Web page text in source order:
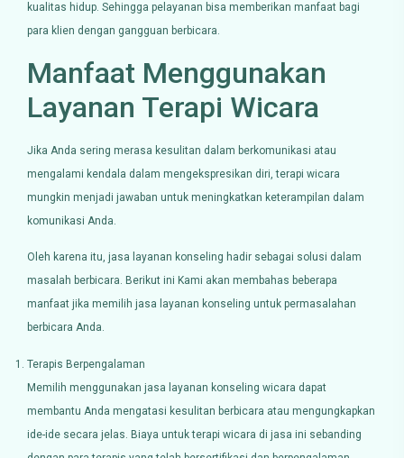
kualitas hidup. Sehingga pelayanan bisa memberikan manfaat bagi
para klien dengan gangguan berbicara.
Manfaat Menggunakan
Layanan Terapi Wicara
Jika Anda sering merasa kesulitan dalam berkomunikasi atau
mengalami kendala dalam mengekspresikan diri, terapi wicara
mungkin menjadi jawaban untuk meningkatkan keterampilan dalam
komunikasi Anda.
Oleh karena itu, jasa layanan konseling hadir sebagai solusi dalam
masalah berbicara. Berikut ini Kami akan membahas beberapa
manfaat jika memilih jasa layanan konseling untuk permasalahan
berbicara Anda.
Terapis Berpengalaman
Memilih menggunakan jasa layanan konseling wicara dapat
membantu Anda mengatasi kesulitan berbicara atau mengungkapkan
ide-ide secara jelas. Biaya untuk terapi wicara di jasa ini sebanding